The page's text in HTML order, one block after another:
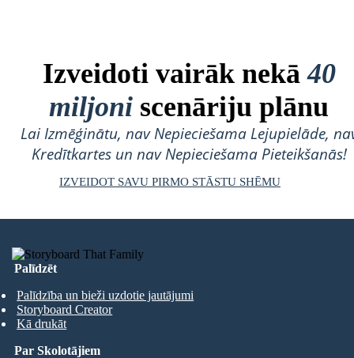
Izveidoti vairāk nekā40
miljoni scenāriju plānu
Lai Izmēģinātu, nav Nepieciešama Lejupielāde,
Kredītkartes un nav Nepieciešama Pieteikšanās!
IZVEIDOT SAVU PIRMO STĀSTU SHĒMU
Palīdzēt
Palīdzība un bieži uzdotie jautājumi
Storyboard Creator
Kā drukāt
Par Skolotājiem